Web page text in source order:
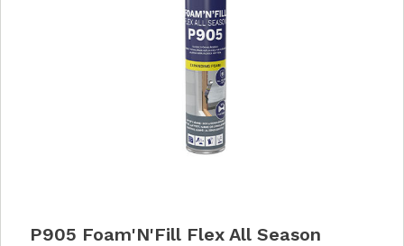
P905 Foam'N'Fill Flex All Season